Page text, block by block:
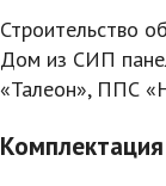
Строительство
Дом из СИП
«Талеон», ППС